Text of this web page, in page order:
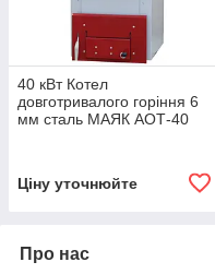
40 кВт Котел
довготривалого горіння 6
мм сталь МАЯК АОТ-40
Ціну уточнюйте
Про нас